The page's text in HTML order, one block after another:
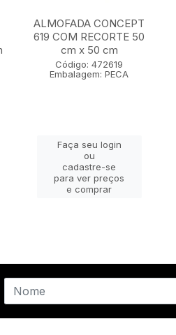
ALMOFADA CONCEPT
619 COM RECORTE 50
cm x 50 cm
Código: 472619
Embalagem: PECA
Faça seu login
ou
cadastre-se
para ver preços
e comprar